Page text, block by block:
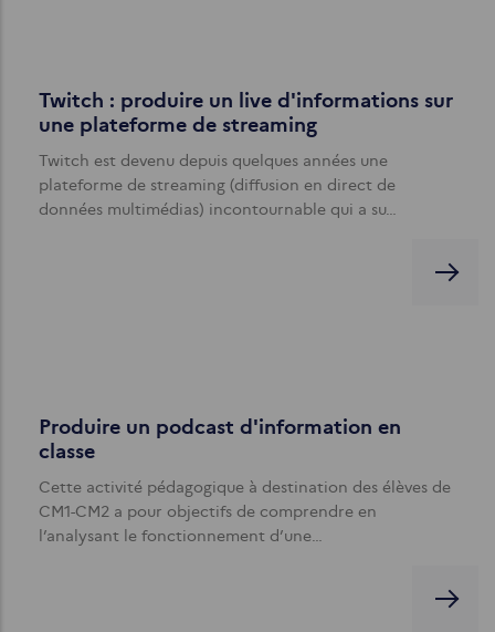
Twitch : produire un live d'informations sur
une plateforme de streaming
Twitch est devenu depuis quelques années une
plateforme de streaming (diffusion en direct de
données multimédias) incontournable qui a su…
Produire un podcast d'information en
classe
Cette activité pédagogique à destination des élèves de
CM1-CM2 a pour objectifs de comprendre en
l’analysant le fonctionnement d’une…